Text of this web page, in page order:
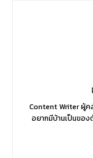
Content Writer ผู้ค
อยากมีบ้านเป็นของ